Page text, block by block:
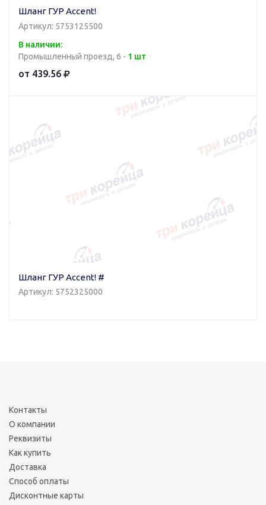
Шланг ГУР Accent!
Артикул: 5753125500
В наличии:
Промышленный проезд, 6 - 1 шт
от 439.56
Шланг ГУР Accent! #
Артикул: 5752325000
Контакты
О компании
Реквизиты
Как купить
Доставка
Способ оплаты
Дисконтные карты